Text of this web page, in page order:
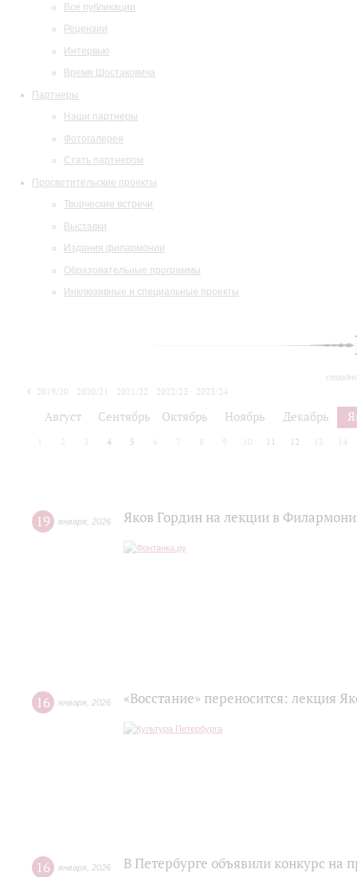
Все публикации
Рецензии
Интервью
Время Шостаковича
Партнеры
Наши партнеры
Фотогалерея
Стать партнером
Просветительские проекты
Творческие встречи
Выставки
Издания филармонии
Образовательные программы
Инклюзивные и специальные проекты
2019/20 2020/21 2021/22 2022/23
2023/24
Август Сентябрь Октябрь Ноябрь Декабрь
2 3 4 5 6 7 8 9 10 11 12 13 14
19 января 2026 Яков Гордин на лекции в
16 января 2026 «Восстание» переносится: лекция
16 января 2026 В Петербурге объявили конкурс